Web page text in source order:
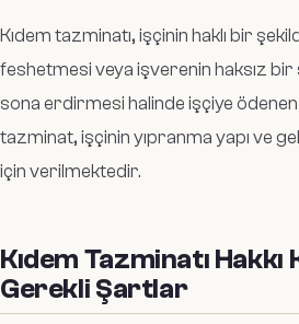
Kıdem tazminatı, işçinin haklı bir
feshetmesi veya işverenin haksız
sona erdirmesi halinde işçiye
tazminat, işçinin yıpranma yapı ve
için verilmektedir.
Kıdem Tazminatı
Gerekli Şartlar